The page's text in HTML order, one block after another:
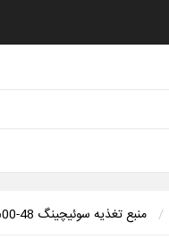
منبع تغذیه سوئیچینگ SE-600-48